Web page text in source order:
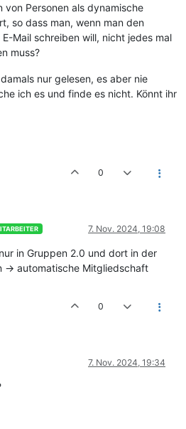
von Personen als dynamische
so dass man, wenn man den
Mail schreiben will, nicht jedes mal
muss?
nur gelesen, es aber nie
ich es und finde es nicht. Könnt ihr
0
7. Nov. 2024, 19:08
in Gruppen 2.0 und dort in der
-> automatische Mitgliedschaft
0
7. Nov. 2024, 19:34